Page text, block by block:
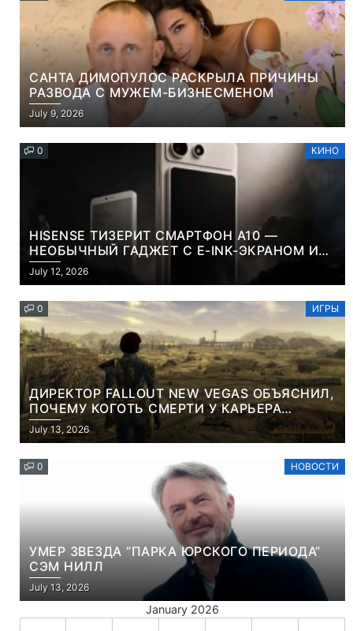
САНТА ДИМОПУЛОС РАСКРЫЛА ПРИЧИНЫ
РАЗВОДА С МУЖЕМ-БИЗНЕСМЕНОМ
July 9, 2026
0 КИНО
HISENSE ТИЗЕРИТ СМАРТФОН A10 —
НЕОБЫЧНЫЙ ГАДЖЕТ С E-INK-ЭКРАНОМ И
СЪЕМНОЙ LCD-ПАНЕЛЬЮ ДЛЯ ЦВЕТНОГО
КОНТЕНТА И СОЦСЕТЕЙ
July 12, 2026
0 ИГРЫ
ДИРЕКТОР FALLOUT NEW VEGAS ОБЪЯСНИЛ,
ПОЧЕМУ КОГОТЬ СМЕРТИ У КАРЬЕРА
НАМЕРЕННО СНОСИТ ВАМ ГОЛОВУ
July 13, 2026
0 НОВОСТИ
УМЕР ЗВЕЗДА “ПАРКА ЮРСКОГО ПЕРИОДА”
СЭМ НИЛЛ
July 13, 2026
January 2026